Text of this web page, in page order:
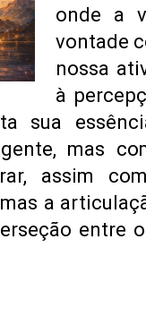
onde a
vontade
nossa
à
sua
mas
assim
a
entre